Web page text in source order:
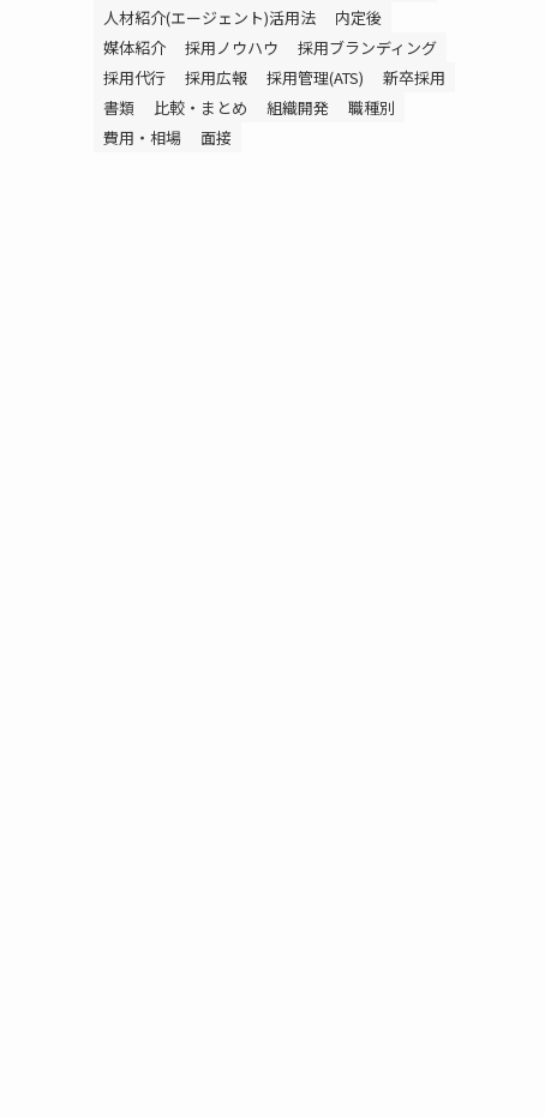
人材紹介(エージェント)活用法
内定後
媒体紹介
採用ノウハウ
採用ブランディング
採用代行
採用広報 採用管理(ATS)
新卒採用
書類
比較・まとめ 組織開発
職種別
費用・相場
面接